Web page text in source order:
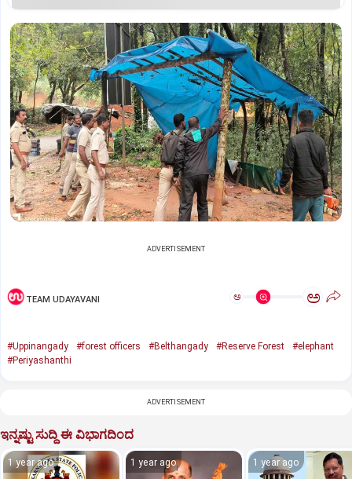
ADVERTISEMENT
TEAM UDAYAVANI ಅ ಅ
#Uppinangady #forest officers #Belthangady #Reserve Forest
#elephant
#Periyashanthi
ADVERTISEMENT
ಇನ್ನಷ್ಟು ಸುದ್ದಿ ಈ ವಿಭಾಗದಿಂದ
1 year ago 1 year ago 1 year ago